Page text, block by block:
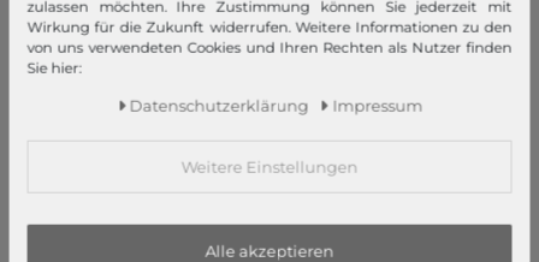
Informationen
Kontakt
Rücksendung
Rückrufservice
zulassen möchten. Ihre Zustimmung können Sie jederzeit mit
Wirkung für die Zukunft widerrufen. Weitere Informationen zu den
von uns verwendeten Cookies und Ihren Rechten als Nutzer finden
Sie hier:
Daten­schutz­erklärung Impressum
Weitere Einstellungen
Alle akzeptieren